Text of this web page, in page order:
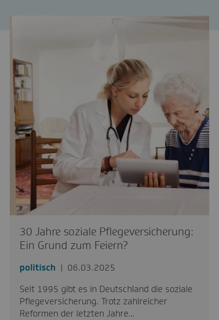
30 Jahre soziale Pflegeversicherung:
Ein Grund zum Feiern?
politisch
06.03.2025
Seit 1995 gibt es in Deutschland die soziale
Pflegeversicherung. Trotz zahlreicher
Reformen der letzten Jahre…